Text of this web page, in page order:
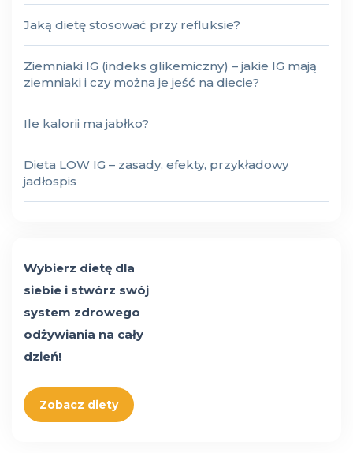
Jaką dietę stosować przy refluksie?
Ziemniaki IG (indeks glikemiczny) – jakie IG mają
ziemniaki i czy można je jeść na diecie?
Ile kalorii ma jabłko?
Dieta LOW IG – zasady, efekty, przykładowy
jadłospis
Wybierz dietę dla
siebie i stwórz swój
system zdrowego
odżywiania na cały
dzień!
Zobacz diety